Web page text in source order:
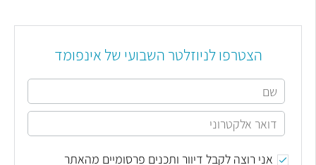
הצטרפו לניוזלטר השבועי של אינפומד
אני רוצה לקבל דיוור ותכנים פרסומיים מהאתר